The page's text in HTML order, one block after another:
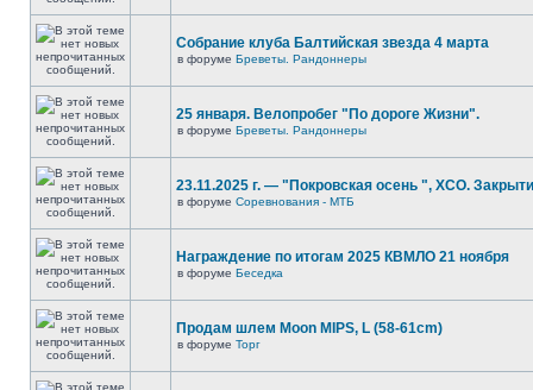
Собрание клуба Балтийская звезда 4 марта
в форуме Бреветы. Рандоннеры
25 января. Велопробег "По дороге Жизни".
в форуме Бреветы. Рандоннеры
23.11.2025 г. — "Покровская осень ", XCO.
в форуме Соревнования - МТБ
Награждение по итогам 2025 КВМЛО 21 ноября
в форуме Беседка
Продам шлем Moon MIPS, L (58-61cm)
в форуме Торг